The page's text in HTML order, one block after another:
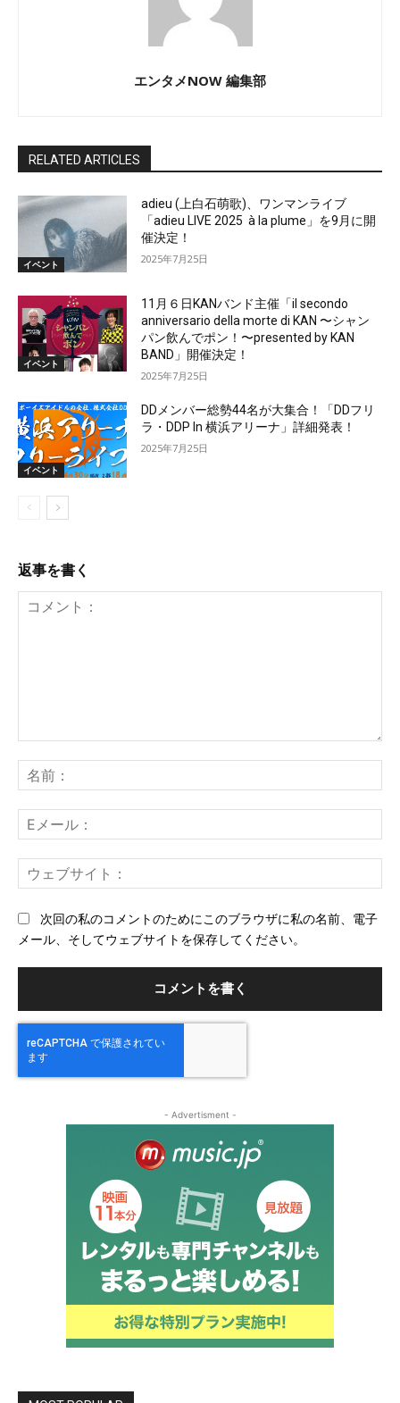
エンタメNOW 編集部
RELATED ARTICLES
イベント
adieu (上白石萌歌)、ワンマンライブ
「adieu LIVE 2025 à la plume」を9月に開
催決定！
2025年7月25日
イベント
11月６日KANバンド主催「il secondo
anniversario della morte di KAN 〜シャン
パン飲んでポン！〜presented by KAN
BAND」開催決定！
2025年7月25日
イベント
DDメンバー総勢44名が大集合！「DDフリ
ラ・DDP In 横浜アリーナ」詳細発表！
2025年7月25日
返事を書く
ン
ト：
前
メ
ー
ェ
次回の私のコメントのためにこのブラウザに私の名前、電子
メール、そしてウェブサイトを保存してください。
- Advertisment -